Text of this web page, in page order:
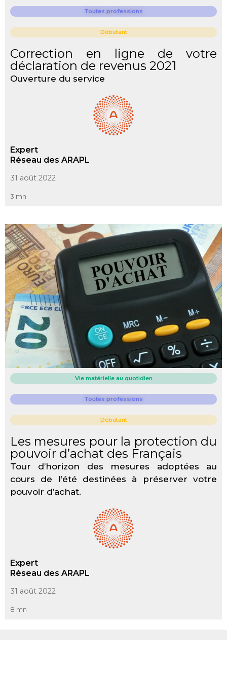
Toutes professions
Débutant
Correction en ligne de votre
déclaration de revenus 2021
Ouverture du service
Expert
Réseau des ARAPL
31 août 2022
3 mn
Vie matérielle au quotidien
Toutes professions
Débutant
Les mesures pour la protection du
pouvoir d’achat des Français
Tour d’horizon des mesures adoptées au
cours de l’été destinées à préserver votre
pouvoir d’achat.
Expert
Réseau des ARAPL
31 août 2022
8 mn